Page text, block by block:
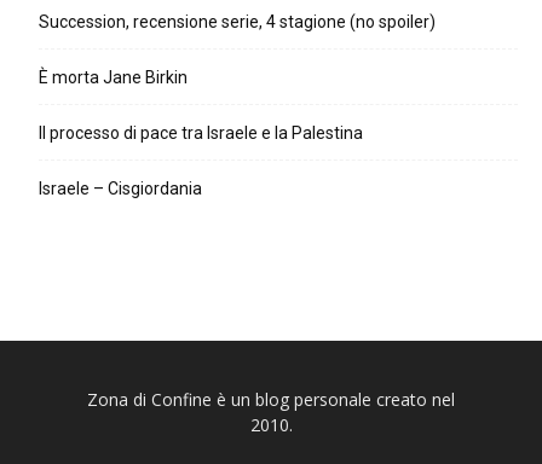
Succession, recensione serie, 4 stagione (no spoiler)
È morta Jane Birkin
Il processo di pace tra Israele e la Palestina
Israele – Cisgiordania
Zona di Confine è un blog personale creato nel
2010.